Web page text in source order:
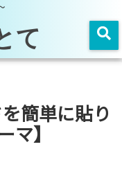
て
簡単に貼り
マ】